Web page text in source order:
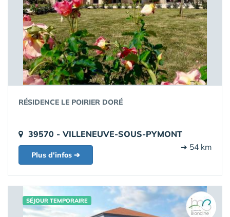
RÉSIDENCE LE POIRIER DORÉ
39570 - VILLENEUVE-SOUS-PYMONT
➔ 54 km
Plus d'infos ➔
SÉJOUR TEMPORAIRE